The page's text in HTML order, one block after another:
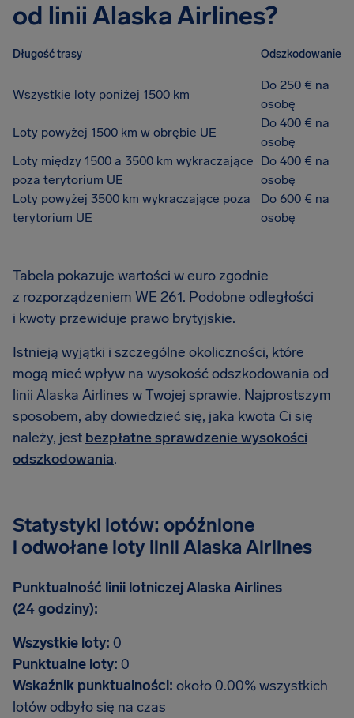
od linii Alaska Airlines?
Długość trasy Odszkodowanie
Wszystkie loty poniżej 1500 km
Do 250 € na
osobę
Loty powyżej 1500 km w obrębie UE
Do 400 € na
osobę
Loty między 1500 a 3500 km wykraczające
poza terytorium UE
Do 400 € na
osobę
Loty powyżej 3500 km wykraczające poza
terytorium UE
Do 600 € na
osobę
Tabela pokazuje wartości w euro zgodnie
z rozporządzeniem WE 261. Podobne odległości
i kwoty przewiduje prawo brytyjskie.
Istnieją wyjątki i szczególne okoliczności, które
mogą mieć wpływ na wysokość odszkodowania od
linii Alaska Airlines w Twojej sprawie. Najprostszym
sposobem, aby dowiedzieć się, jaka kwota Ci się
należy, jest bezpłatne sprawdzenie wysokości
odszkodowania.
Statystyki lotów: opóźnione
i odwołane loty linii Alaska Airlines
Punktualność linii lotniczej Alaska Airlines
(24 godziny):
Wszystkie loty: 0
Punktualne loty: 0
Wskaźnik punktualności: około 0.00% wszystkich
lotów odbyło się na czas